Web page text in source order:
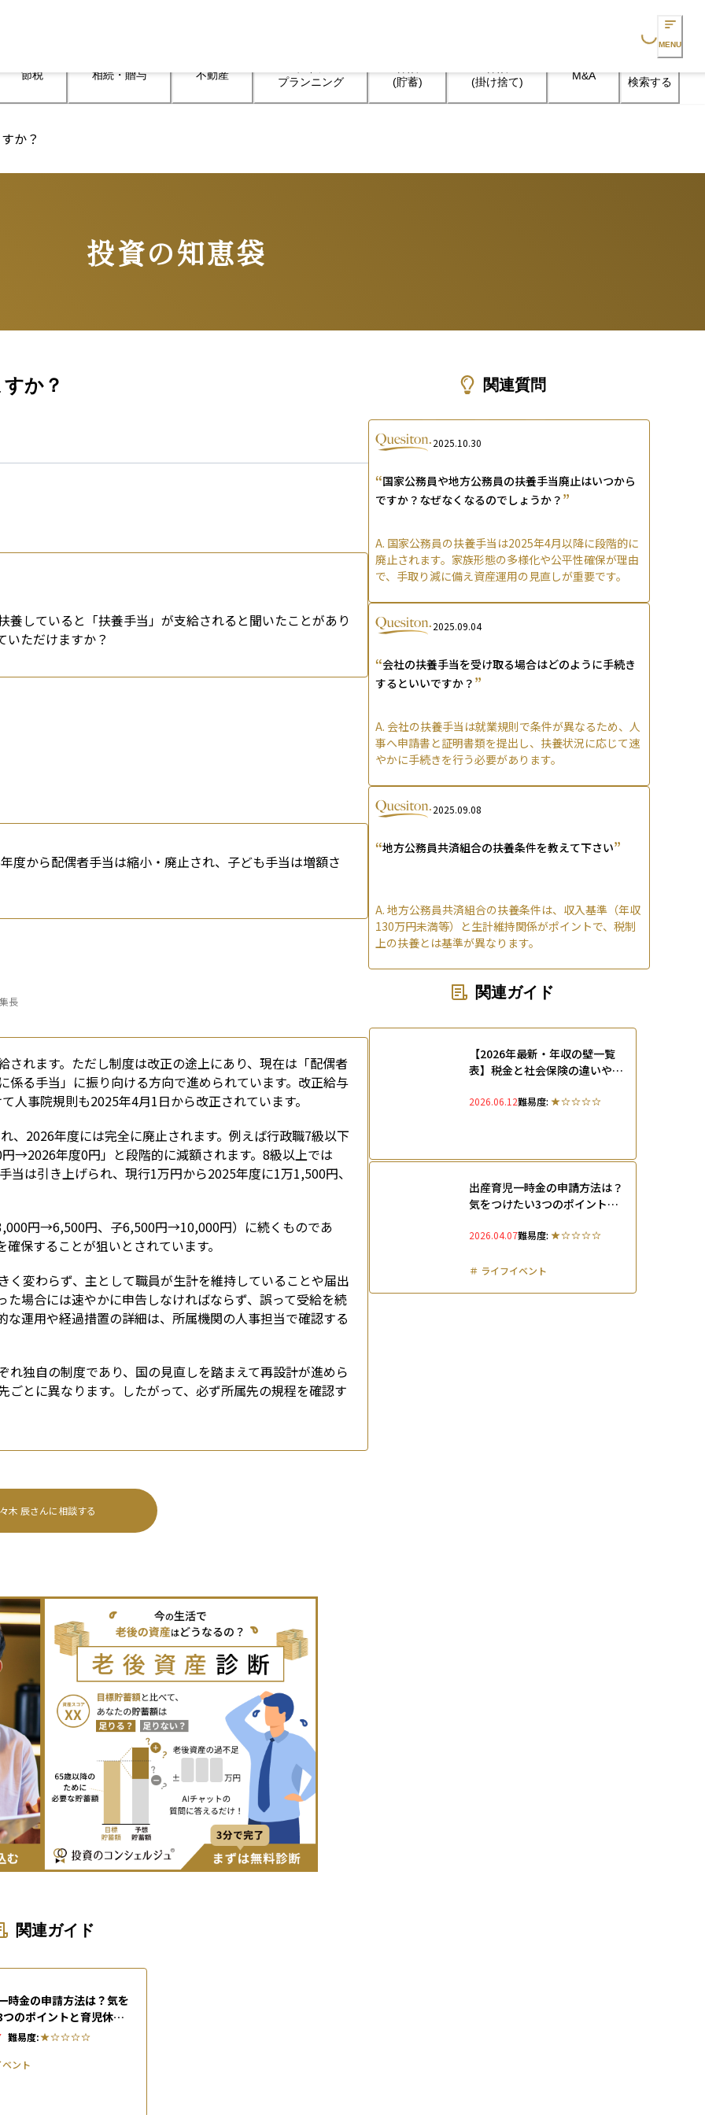
Loading... MENU
節税 相続・贈与 不動産
プランニング
(貯蓄)
(掛け捨て)
M&A 検索する
か？
投資の知恵袋
か？
していると「扶養手当」が支給されると聞いたことがあり
いただけますか？
度から配偶者手当は縮小・廃止され、子ども手当は増額さ
長
れます。ただし制度は改正の途上にあり、現在は「配偶者
る手当」に振り向ける方向で進められています。改正給与
人事院規則も2025年4月1日から改正されています。
、2026年度には完全に廃止されます。例えば行政職7級以下
→2026年度0円」と段階的に減額されます。8級以上では
は引き上げられ、現行1万円から2025年度に1万1,500円、
円→6,500円、子6,500円→10,000円）に続くものであ
保することが狙いとされています。
変わらず、主として職員が生計を維持していることや届出
場合には速やかに申告しなければならず、誤って受給を続
運用や経過措置の詳細は、所属機関の人事担当で確認する
独自の制度であり、国の見直しを踏まえて再設計が進めら
とに異なります。したがって、必ず所属先の規程を確認す
木 辰さんに相談する
関連ガイド
時金の申請方法は？気を
のポイントと育児休業
度を解説
難易度:
ント
関連質問
2025.10.30
“国家公務員や地方公務員の扶養手当廃止はいつから
ですか？なぜなくなるのでしょうか？ ”
A. 国家公務員の扶養手当は2025年4月以降に段階的に
廃止されます。家族形態の多様化や公平性確保が理由
で、手取り減に備え資産運用の見直しが重要です。
2025.09.04
“会社の扶養手当を受け取る場合はどのように手続き
するといいですか？ ”
A. 会社の扶養手当は就業規則で条件が異なるため、人
事へ申請書と証明書類を提出し、扶養状況に応じて速
やかに手続きを行う必要があります。
2025.09.08
“地方公務員共済組合の扶養条件を教えて下さい”
A. 地方公務員共済組合の扶養条件は、収入基準（年収
130万円未満等）と生計維持関係がポイントで、税制
上の扶養とは基準が異なります。
関連ガイド
【2026年最新・年収の壁一覧
表】税金と社会保険の違いや扶
2026.06.12難易度:
出産育児一時金の申請方法は？
気をつけたい3つのポイントと
2026.04.07難易度:
＃ ライフイベント